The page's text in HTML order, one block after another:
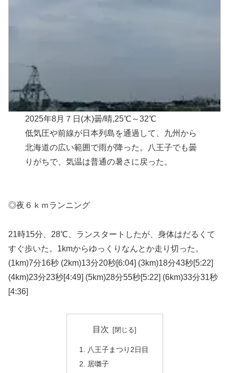
2025年8月７日(木)曇/晴,25℃～32℃
低気圧や前線が日本列島を通過して、九州から
北海道の広い範囲で雨が降った。八王子でも曇
りがちで、気温は普通の暑さに戻った。
◎夜６ｋｍランニング
21時15分、28℃、ランスタートしたが、身体はだるくて
すぐ歩いた。1kmからゆっくりなんとか走り切った。
(1km)7分16秒 (2km)13分20秒[6:04] (3km)18分43秒[5:22]
(4km)23分23秒[4:49] (5km)28分55秒[5:22] (6km)33分31秒
[4:36]
目次
八王子まつり2日目
居囃子